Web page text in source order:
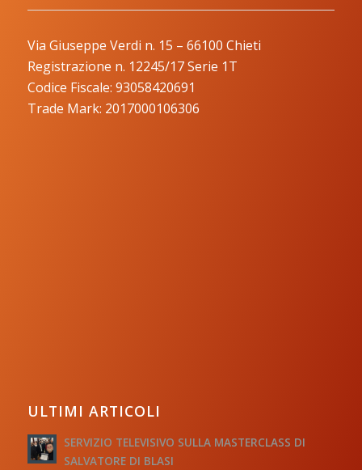
Via Giuseppe Verdi n. 15 – 66100 Chieti
Registrazione n. 12245/17 Serie 1T
Codice Fiscale: 93058420691
Trade Mark: 2017000106306
ULTIMI ARTICOLI
SERVIZIO TELEVISIVO SULLA MASTERCLASS DI
SALVATORE DI BLASI